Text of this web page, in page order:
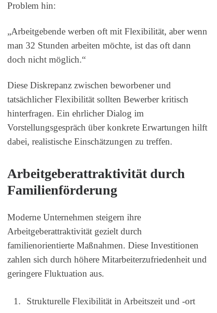
Problem hin:
„Arbeitgebende werben oft mit Flexibilität, aber wenn
man 32 Stunden arbeiten möchte, ist das oft dann
doch nicht möglich.“
Diese Diskrepanz zwischen beworbener und
tatsächlicher Flexibilität sollten Bewerber kritisch
hinterfragen. Ein ehrlicher Dialog im
Vorstellungsgespräch über konkrete Erwartungen hilft
dabei, realistische Einschätzungen zu treffen.
Arbeitgeberattraktivität durch
Familienförderung
Moderne Unternehmen steigern ihre
Arbeitgeberattraktivität gezielt durch
familienorientierte Maßnahmen. Diese Investitionen
zahlen sich durch höhere Mitarbeiterzufriedenheit und
geringere Fluktuation aus.
Strukturelle Flexibilität in Arbeitszeit und -ort